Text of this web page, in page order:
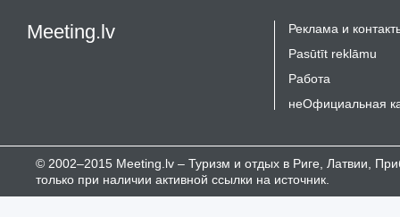
Meeting.lv
Реклама и
Pasūtīt reklāmu
Работа
неОфициальная
© 2002–2015 Meeting.lv – Туризм и отдых в Риге, Латвии,
только при наличии активной ссылки на источник.